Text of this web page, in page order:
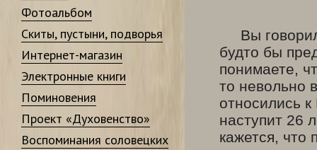
Фотоальбом
Скиты, пустыни, подворья
Интернет-магазин
Электронные книги
Поминовения
Проект «Духовенство»
Воспоминания соловецких
Вы
будто бы
понимаете,
то невольно
относились
наступит 26
кажется, что